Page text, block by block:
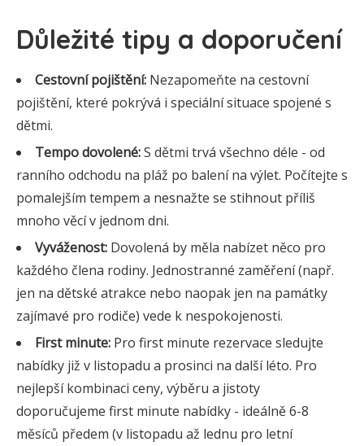
Důležité tipy a doporučení
Cestovní pojištění: Nezapomeňte na cestovní
pojištění, které pokrývá i speciální situace spojené s
dětmi.
Tempo dovolené:S dětmi trvá všechno déle - od
ranního odchodu na pláž po balení na výlet. Počítejte s
pomalejším tempem a nesnažte se stihnout příliš
mnoho věcí v jednom dni.
Vyváženost: Dovolená by měla nabízet něco pro
každého člena rodiny. Jednostranné zaměření (např.
jen na dětské atrakce nebo naopak jen na památky
zajímavé pro rodiče) vede k nespokojenosti.
First minute: Pro first minute rezervace sledujte
nabídky již v listopadu a prosinci na další léto. Pro
nejlepší kombinaci ceny, výběru a jistoty
doporučujeme first minute nabídky - ideálně 6-8
měsíců předem (v listopadu až lednu pro letní